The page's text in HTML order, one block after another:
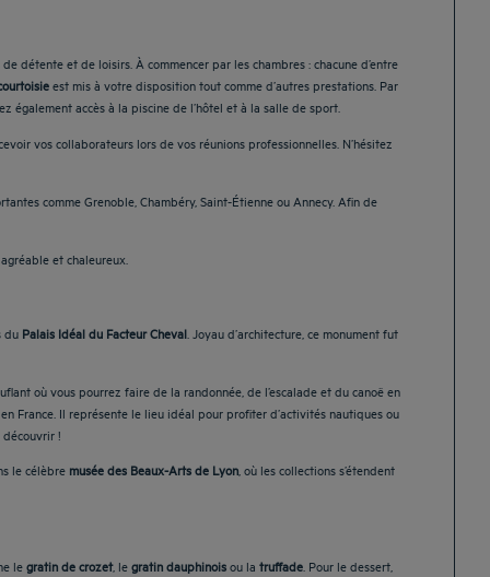
et de loisirs. À commencer par les chambres : chacune d’entre
est mis à votre disposition tout comme d’autres prestations. Par
également accès à la piscine de l’hôtel et à la salle de sport.
vos collaborateurs lors de vos réunions professionnelles. N’hésitez
comme Grenoble, Chambéry, Saint-Étienne ou Annecy. Afin de
et chaleureux.
du Palais Idéal du Facteur Cheval . Joyau d’architecture, ce monument fut
où vous pourrez faire de la randonnée, de l’escalade et du canoë en
France. Il représente le lieu idéal pour profiter d’activités nautiques ou
découvrir !
le célèbre musée des Beaux-Arts de Lyon , où les collections s’étendent
legratin de crozet, legratin dauphinoisou la truffade . Pour le dessert,